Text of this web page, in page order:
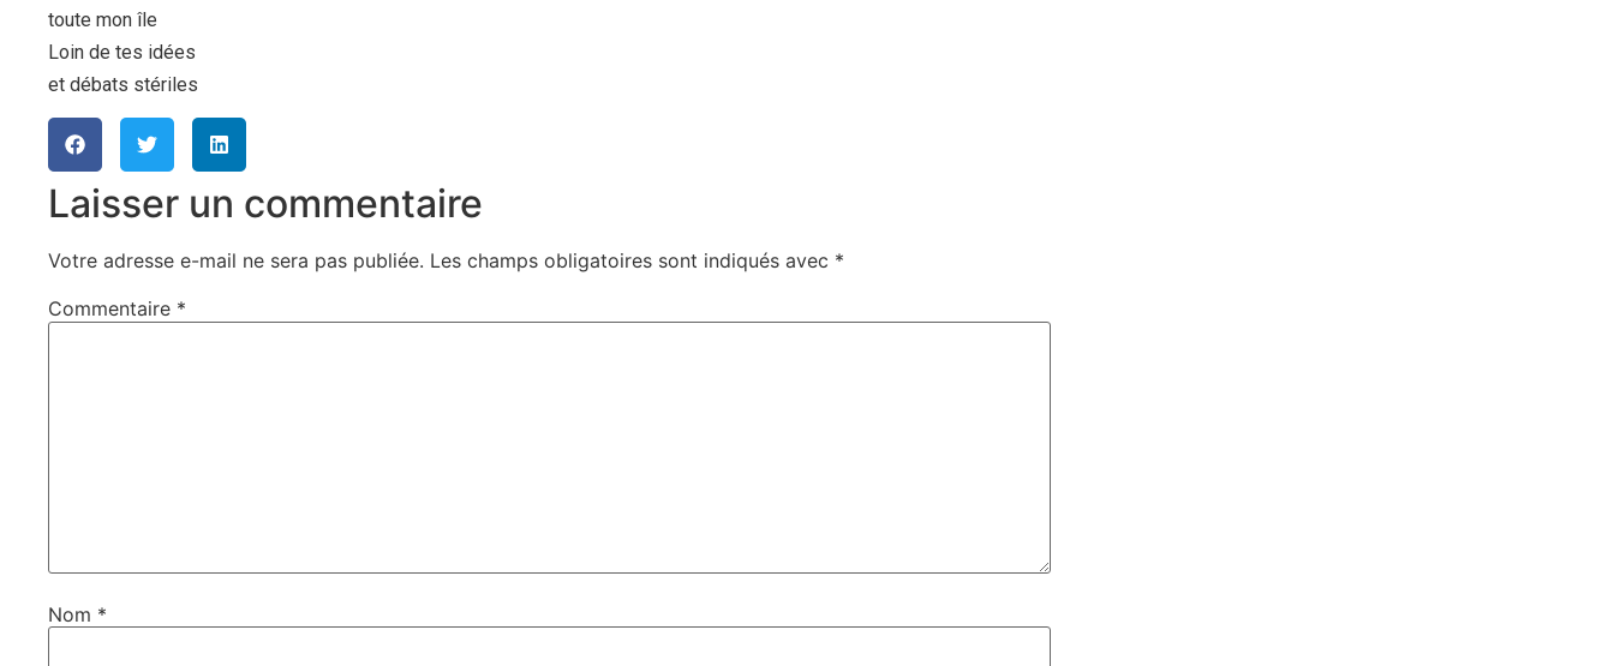
toute mon île
Loin de tes idées
et débats stériles
Laisser un commentaire
Votre adresse e-mail ne sera pas publiée. Les champs obligatoires sont indiqués avec *
Commentaire *
Nom *